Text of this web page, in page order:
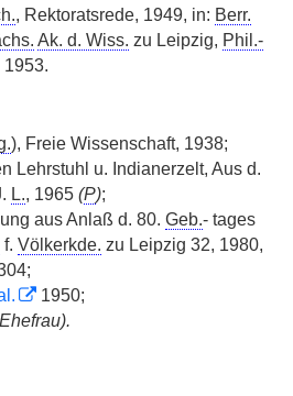
, Rektoratsrede, 1949, in: Berr.
Ak. d. Wiss. zu Leipzig, Phil.-
1953.
), Freie Wissenschaft, 1938;
Lehrstuhl u. Indianerzelt, Aus d.
L., 1965 (P);
aus Anlaß d. 80. Geb.- tages
f. Völkerkde. zu Leipzig 32, 1980,
1950;